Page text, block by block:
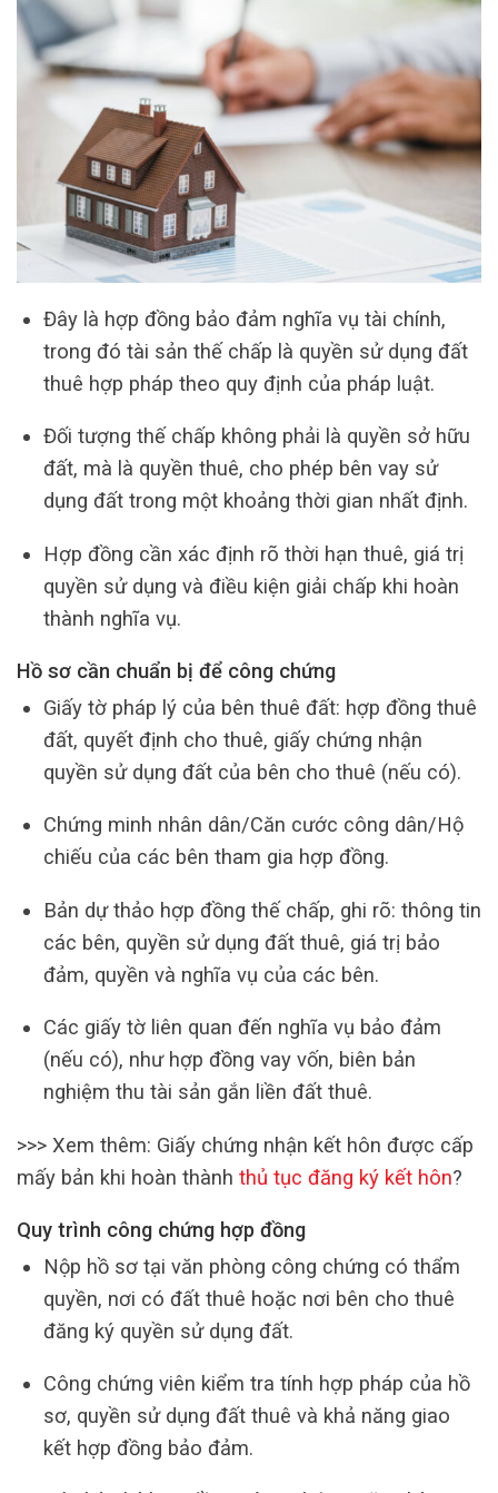
Đây là hợp đồng bảo đảm nghĩa vụ tài chính,
trong đó tài sản thế chấp là quyền sử dụng đất
thuê hợp pháp theo quy định của pháp luật.
Đối tượng thế chấp không phải là quyền sở hữu
đất, mà là quyền thuê, cho phép bên vay sử
dụng đất trong một khoảng thời gian nhất định.
Hợp đồng cần xác định rõ thời hạn thuê, giá trị
quyền sử dụng và điều kiện giải chấp khi hoàn
thành nghĩa vụ.
Hồ sơ cần chuẩn bị để công chứng
Giấy tờ pháp lý của bên thuê đất: hợp đồng thuê
đất, quyết định cho thuê, giấy chứng nhận
quyền sử dụng đất của bên cho thuê (nếu có).
Chứng minh nhân dân/Căn cước công dân/Hộ
chiếu của các bên tham gia hợp đồng.
Bản dự thảo hợp đồng thế chấp, ghi rõ: thông tin
các bên, quyền sử dụng đất thuê, giá trị bảo
đảm, quyền và nghĩa vụ của các bên.
Các giấy tờ liên quan đến nghĩa vụ bảo đảm
(nếu có), như hợp đồng vay vốn, biên bản
nghiệm thu tài sản gắn liền đất thuê.
>>> Xem thêm: Giấy chứng nhận kết hôn được cấp
mấy bản khi hoàn thành thủ tục đăng ký kết hôn?
Quy trình công chứng hợp đồng
Nộp hồ sơ tại văn phòng công chứng có thẩm
quyền, nơi có đất thuê hoặc nơi bên cho thuê
đăng ký quyền sử dụng đất.
Công chứng viên kiểm tra tính hợp pháp của hồ
sơ, quyền sử dụng đất thuê và khả năng giao
kết hợp đồng bảo đảm.